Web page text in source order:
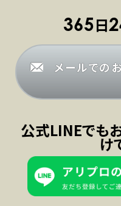
365日
メールでの
公式LINEでも
け